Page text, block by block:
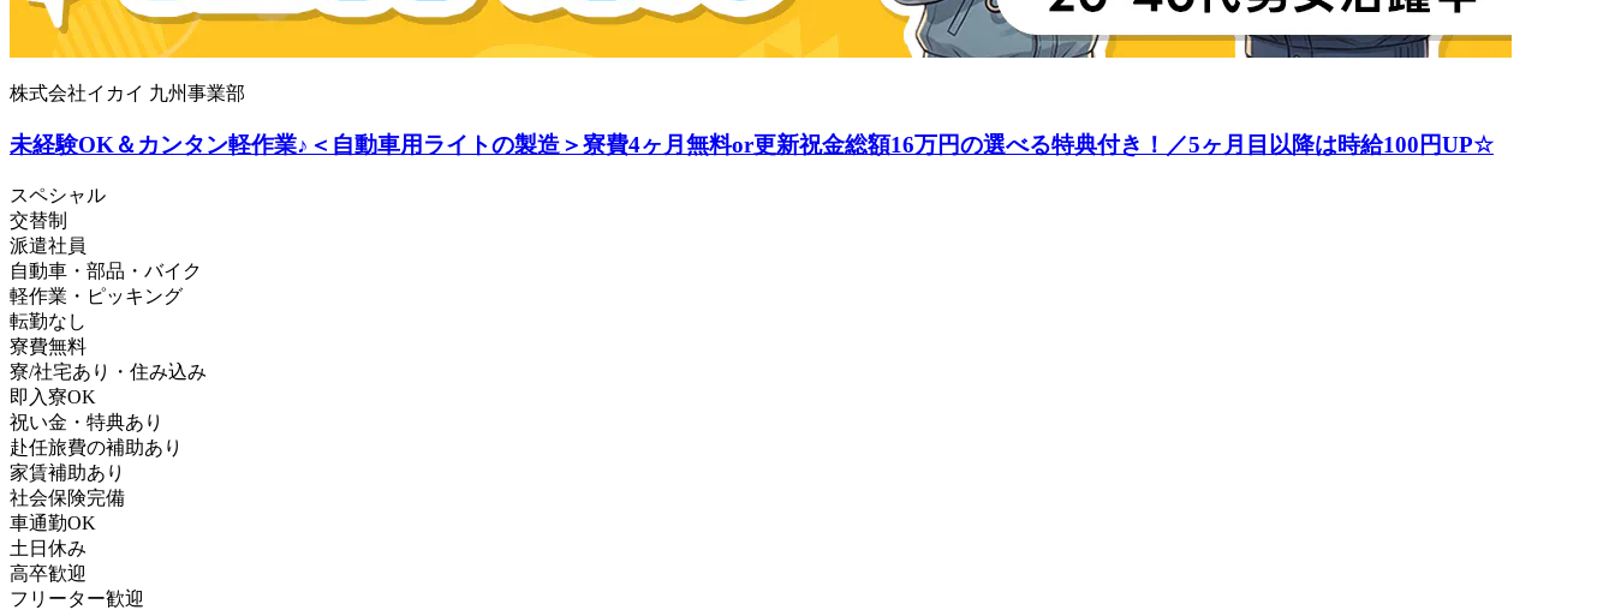
株式会社イカイ 九州事業部
未経験OK＆カンタン軽作業♪＜自動車用ライトの製造＞寮費4ヶ月無料or更新祝金総額16万円の選べる特典付き！／5ヶ月目以降は時給100円UP☆
スペシャル
交替制
派遣社員
自動車・部品・バイク
軽作業・ピッキング
転勤なし
寮費無料
寮/社宅あり・住み込み
即入寮OK
祝い金・特典あり
赴任旅費の補助あり
家賃補助あり
社会保険完備
車通勤OK
土日休み
高卒歓迎
フリーター歓迎